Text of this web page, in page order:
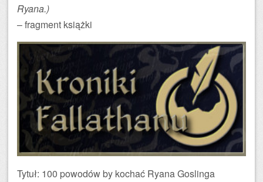
Ryana.)
– fragment książki
Tytuł: 100 powodów by kochać Ryana Goslinga